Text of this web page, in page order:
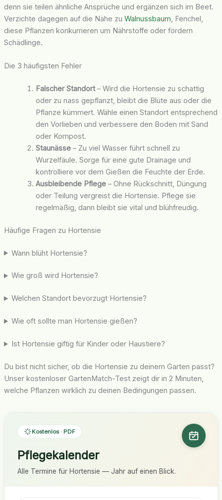
denn sie teilen ähnliche Ansprüche und ergänzen sich im Beet.
Verzichte dagegen auf die Nähe zu Walnussbaum , Fenchel,
diese Pflanzen konkurrieren um Nährstoffe oder fördern
Schädlinge.
Die 3 häufigsten Fehler
Falscher Standort– Wird die Hortensie zu schattig
oder zu nass gepflanzt, bleibt die Blüte aus oder die
Pflanze kümmert. Wähle einen Standort entsprechend
den Vorlieben und verbessere den Boden mit Sand
oder Kompost.
Staunässe– Zu viel Wasser führt schnell zu
Wurzelfäule. Sorge für eine gute Drainage und
kontrolliere vor dem Gießen die Feuchte der Erde.
Ausbleibende Pflege– Ohne Rückschnitt, Düngung
oder Teilung vergreist die Hortensie. Pflege sie
regelmäßig, dann bleibt sie vital und blühfreudig.
Häufige Fragen zu Hortensie
Wann blüht Hortensie?
Wie groß wird Hortensie?
Welchen Standort bevorzugt Hortensie?
Wie oft sollte man Hortensie gießen?
Ist Hortensie giftig für Kinder oder Haustiere?
Du bist nicht sicher, ob die Hortensie zu deinem Garten passt?
Unser kostenloser GartenMatch-Test zeigt dir in 2 Minuten,
welche Pflanzen wirklich zu deinen Bedingungen passen.
Kostenlos · PDF
Pflegekalender
Alle Termine für Hortensie — Jahr auf einen Blick.